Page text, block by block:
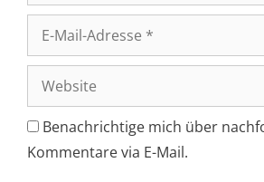
Mail-
Adresse
Website
Benachrichtige mich über
Kommentare via E-Mail.